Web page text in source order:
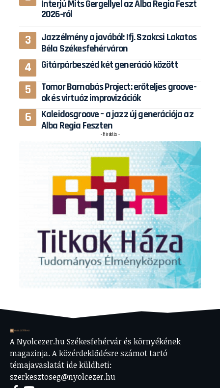
Interjú Mits Gergellyel az Alba Regia Feszt
2026-ról
Jazzélmény a javából: Ifj. Szakcsi Lakatos
Béla Székesfehérváron
Gitárpárbeszéd két generáció között
Tomor Barnabás Project: erőteljes groove-
ok és virtuóz improvizációk
Kaleidosgroove – a jazz új generációja az
Alba Regia Feszten
- Hirdetés -
A Nyolcezer.hu Székesfehérvár és környékének
magazinja. A közérdeklődésre számot tartó
témajavaslatát ide küldheti:
szerkesztoseg@nyolcezer.hu